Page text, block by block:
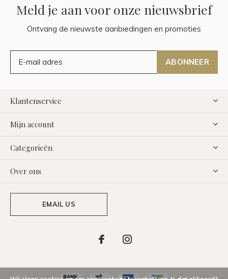
Meld je aan voor onze nieuwsbrief
Ontvang de nieuwste aanbiedingen en promoties
ABONNEER
Klantenservice
Mijn account
Categorieën
Over ons
EMAIL US